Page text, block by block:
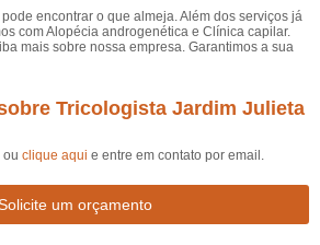
encontrar o que almeja. Além dos serviços já
com Alopécia androgenética e Clínica capilar.
mais sobre nossa empresa. Garantimos a sua
Tricologista Jardim Julieta
ou clique aqui e entre em contato por email.
um orçamento